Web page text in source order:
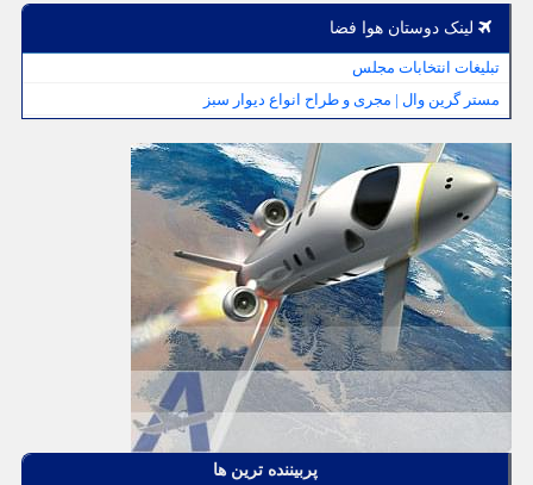
لینک دوستان هوا فضا
تبلیغات انتخابات مجلس
مستر گرین وال | مجری و طراح انواع دیوار سبز
پربیننده ترین ها